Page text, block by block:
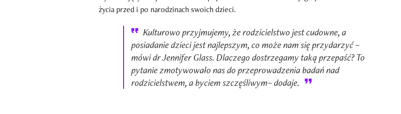
życia przed i po narodzinach swoich dzieci.
Kulturowo przyjmujemy, że rodzicielstwo jest cudowne, a
posiadanie dzieci jest najlepszym, co może nam się przydarzyć –
mówi dr Jennifer Glass. Dlaczego dostrzegamy taką przepaść? To
pytanie zmotywowało nas do przeprowadzenia badań nad
rodzicielstwem, a byciem szczęśliwym– dodaje.